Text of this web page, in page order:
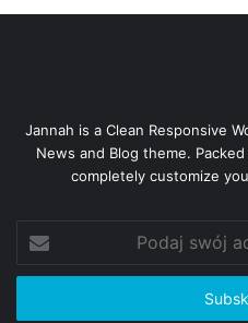
Jannah is a Clean Responsive
News and Blog theme.
completely customize
swój
adres